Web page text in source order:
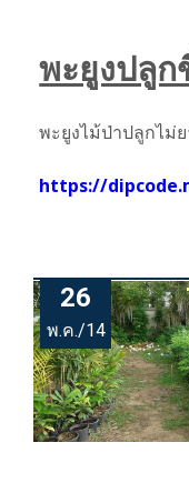
พะยูงปลู
พะยูงไม้ป่าปลูกไ
https://
26
พ.ค./14